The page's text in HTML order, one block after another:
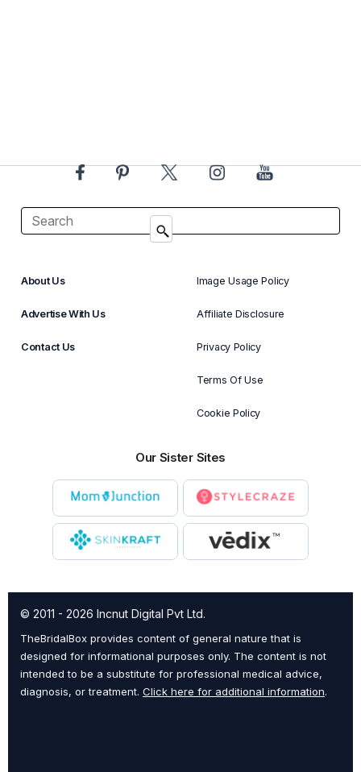
About Us
Advertise With Us
Contact Us
Image Usage Policy
Affiliate Disclosure
Privacy Policy
Terms Of Use
Cookie Policy
Our Sister Sites
© 2011 - 2026 Incnut Digital Pvt Ltd.
TheBridalBox provides content of general nature that is
designed for informational purposes only. The content is not
intended to be a substitute for professional medical advice,
diagnosis, or treatment. Click here for additional information.